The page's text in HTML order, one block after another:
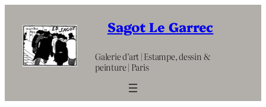
contenu
Sagot Le Garrec
Galerie d’art | Estampe, dessin &
peinture | Paris